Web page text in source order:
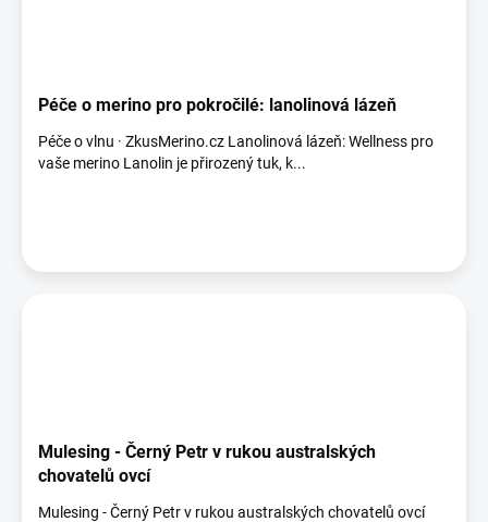
Péče o merino pro pokročilé: lanolinová lázeň
Péče o vlnu · ZkusMerino.cz Lanolinová lázeň: Wellness pro
vaše merino Lanolin je přirozený tuk, k...
Mulesing - Černý Petr v rukou australských
chovatelů ovcí
Mulesing - Černý Petr v rukou australských chovatelů ovcí